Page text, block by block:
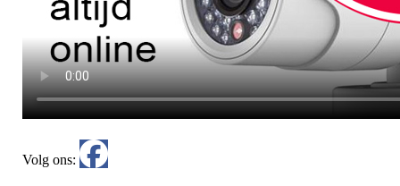
Volg ons: